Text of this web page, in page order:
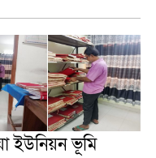
ইউনিয়ন ভূমি